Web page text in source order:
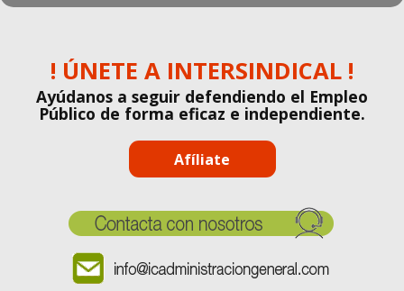
! ÚNETE A INTERSINDICAL !
Ayúdanos a seguir defendiendo el Empleo
Público de forma eficaz e independiente.
Afíliate